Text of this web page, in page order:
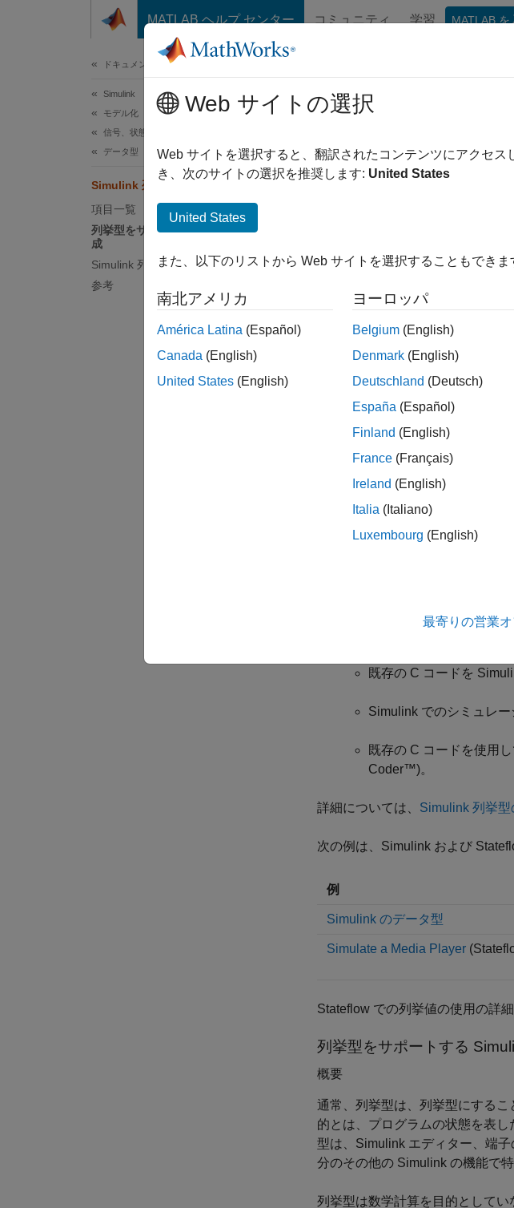
コンテンツへスキップ
MATLAB ヘルプ センター コミュニティ 学習 MATLAB を
ドキュメンテーションのホーム
Simulink
モデル化
信号、状態、パラメーターの設定
データ型
Simulink 列挙型
項目一覧
列挙型をサポートする Simulink の構
成
Simulink 列挙型の制限
参考
Simulink
"列挙型データ"は決まった数の値
MATLAB ®クラスです。各列挙型
モデルで使用する列挙
MATLAB 環境と Simulink
Simulink 環境でのみ使用す
ブジェクトを使用する
ついては、データ ディ
MATLAB スクリプト、
の間存在します。
既存の C コードを
Simulink でのシミュレ
既存の C コードを使用
Coder™)。
詳細については、 Simulink 列挙型
次の例は、Simulink および
例
Simulink のデータ型
Simulate a Media Player
Stateflow での列挙値の使用の詳細
列挙型をサポートする
概要
通常、列挙型は、列挙型にする
的とは、プログラムの状態を表
型は、Simulink エディター、端
分のその他の Simulink の機能で
列挙型は数学計算を目的として
Web サイトの選択
Web サイトを選択すると、翻訳されたコンテンツにアクセ
き、次のサイトの選択を推奨します: United States
United States
また、以下のリストから Web サイトを選択することもできま
南北アメリカ
América Latina (Español)
Canada (English)
United States (English)
ヨーロッパ
Belgium (English)
Denmark (English)
Deutschland (Deutsch)
España (Español)
Finland (English)
France (Français)
Ireland (English)
Italia (Italiano)
Luxembourg (English)
最寄りの営業